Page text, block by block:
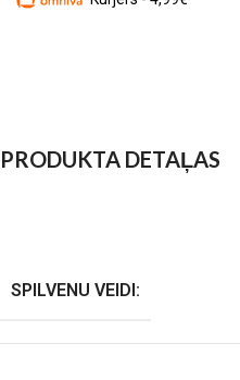
PRODUKTA DETAĻAS
SPILVENU VEIDI: